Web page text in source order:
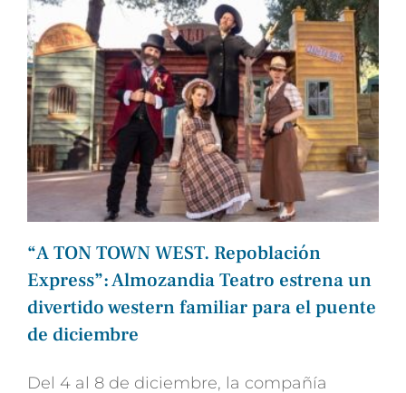
“A TON TOWN WEST. Repoblación
Express”: Almozandia Teatro estrena un
divertido western familiar para el puente
de diciembre
Del 4 al 8 de diciembre, la compañía